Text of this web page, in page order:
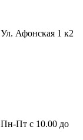
Ул. Афонская 1 к2
Пн-Пт с 10.00 до